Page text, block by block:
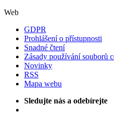
Web
GDPR
Prohlášení o přístupnosti
Snadné čtení
Zásady používání souborů
Novinky
RSS
Mapa webu
Sledujte nás a odebírejte